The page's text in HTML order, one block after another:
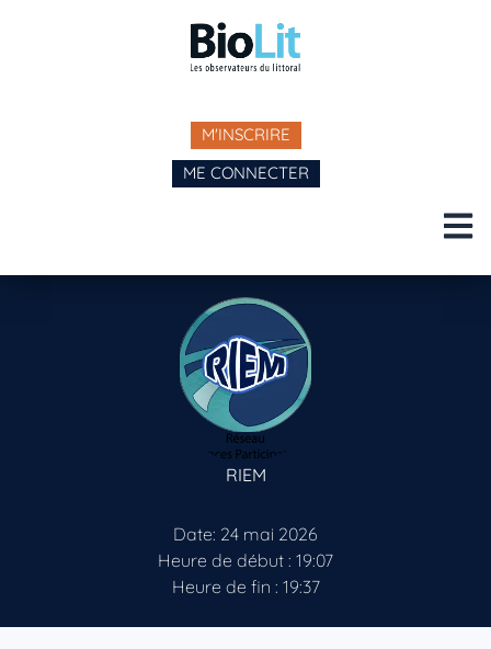
M'INSCRIRE
ME CONNECTER
RIEM
Date: 24 mai 2026
Heure de début : 19:07
Heure de fin : 19:37